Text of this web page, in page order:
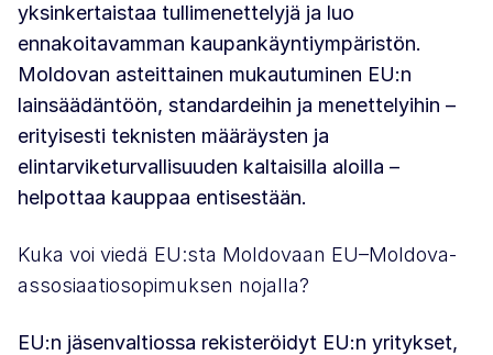
yksinkertaistaa tullimenettelyjä ja luo
ennakoitavamman kaupankäyntiympäristön.
Moldovan asteittainen mukautuminen EU:n
lainsäädäntöön, standardeihin ja menettelyihin –
erityisesti teknisten määräysten ja
elintarviketurvallisuuden kaltaisilla aloilla –
helpottaa kauppaa entisestään.
Kuka voi viedä EU:sta Moldovaan EU–Moldova-
assosiaatiosopimuksen nojalla?
EU:n jäsenvaltiossa rekisteröidyt EU:n yritykset,